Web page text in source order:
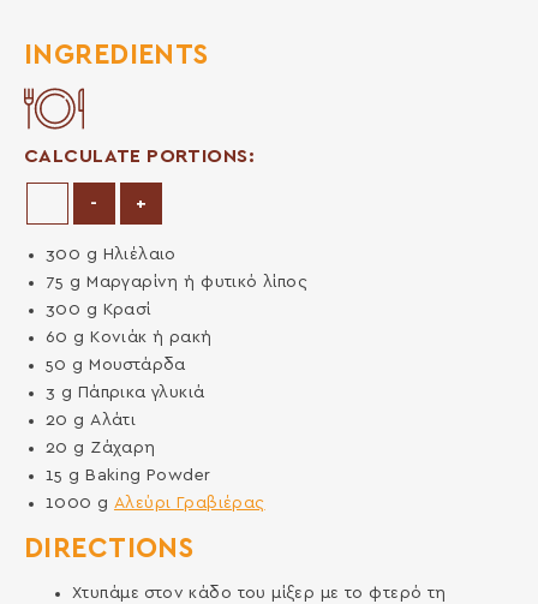
DIRECTIONS
Χτυπάμε στον κάδο του μίξερ με το φτερό τη
INGREDIENTS
CALCULATE PORTIONS:
- Decrease Portions
+Increase Portions
300 g Ηλιέλαιο
75 g Μαργαρίνη ή φυτικό λίπος
300 g Κρασί
60 g Κονιάκ ή ρακή
50 g Μουστάρδα
3 g Πάπρικα γλυκιά
20 gΑλάτι
20 g Ζάχαρη
15 g Baking Powder
1000 g Αλεύρι Γραβιέρας